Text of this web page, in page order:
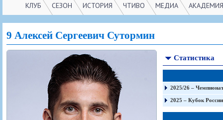
КЛУБ
Игроки
Тренерско-административный состав
Руководство
Фонд поддержки
Контакты
Солидарность Самара Арена
Закупки
Вакансии
СЕЗОН
РПЛ
Календарь
Таблица
Шахматка
Статистика состава
Баланс матчей
FONBET Кубок России
Матчи
ИСТОРИЯ
Чемпионат СССР
Кубок СССР
Чемпионат России
Кубок России
Лига Европы УЕФА
Кубок Интертото УЕФА
Молодежное первенство
Кубок Премьер-лиги
ЧТИВО
Пресса
Книги
МЕДИА
Фото
Трансляции матчей
Прочее
АКАДЕМИЯ
9 Алексей Сергеевич Сутормин
Статистика
2025/26 –
2025 – Кубок России